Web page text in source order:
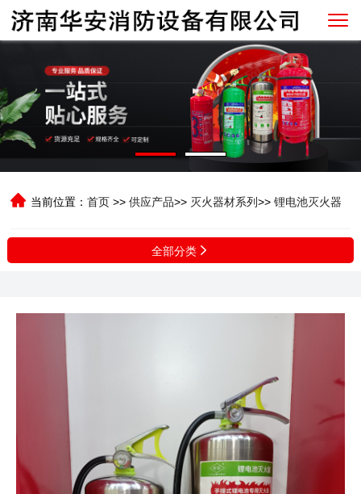
当前位置：首页 >>供应产品>> 灭火器材系列>>锂电池灭火器
全部分类